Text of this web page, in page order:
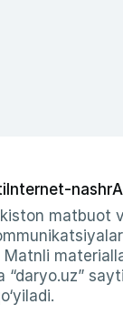
Internet-nashr